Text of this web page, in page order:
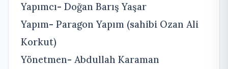
Yapımcı- Doğan Barış Yaşar
Yapım- Paragon Yapım (sahibi Ozan Ali
Korkut)
Yönetmen- Abdullah Karaman